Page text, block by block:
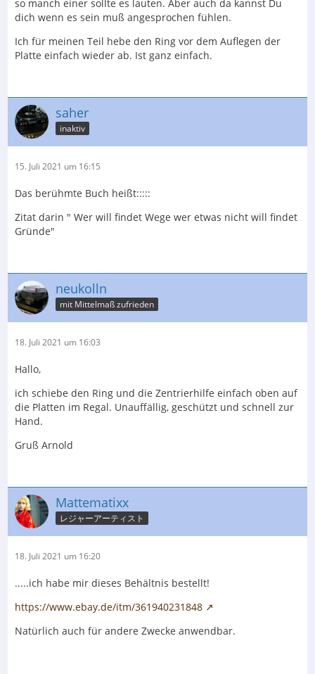
so manch einer sollte es lauten. Aber auch da kannst Du
dich wenn es sein muß angesprochen fühlen.
Ich für meinen Teil hebe den Ring vor dem Auflegen der
Platte einfach wieder ab. Ist ganz einfach.
saher
inaktiv
15. Juli 2021 um 16:15
Das berühmte Buch heißt:::::
Zitat darin " Wer will findet Wege wer etwas nicht will findet
Gründe"
neukolln
mit Mittelmaß zufrieden
18. Juli 2021 um 16:03
Hallo,
ich schiebe den Ring und die Zentrierhilfe einfach oben auf
die Platten im Regal. Unauffällig, geschützt und schnell zur
Hand.
Gruß Arnold
Mattematixx
レジャーアーティスト
18. Juli 2021 um 16:20
.....ich habe mir dieses Behältnis bestellt!
https://www.ebay.de/itm/361940231848
Natürlich auch für andere Zwecke anwendbar.